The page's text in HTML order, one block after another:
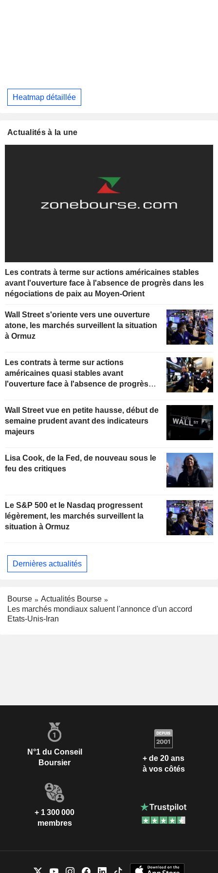
Heatmap détaillée
Actualités à la une
Les contrats à terme sur actions américaines stables
avant l'ouverture face à l'absence de progrès dans les
négociations de paix au Moyen-Orient
Wall Street s'oriente vers une ouverture
atone, les marchés surveillent la situation
à Ormuz
Les contrats à terme sur actions
américaines quasi stables avant
l'ouverture face à l'absence de progrès
Orient
Wall Street vue en petite hausse, début de
semaine prudent avant des indicateurs
majeurs
Lisa Cook, de la Fed, de nouveau sous le
feu des critiques
Le S&P 500 et le Nasdaq progressent
légèrement, les marchés surveillent la
situation à Ormuz
Dernières actualités
Bourse
Actualités Bourse
Les marchés mondiaux saluent l'annonce d'un accord
Etats-Unis-Iran
N°1 du Conseil
Boursier
+ de 20 ans
à vos côtés
+ 1 300 000
membres